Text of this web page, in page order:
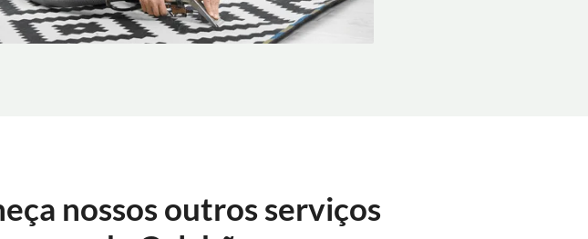
nossos outros serviços